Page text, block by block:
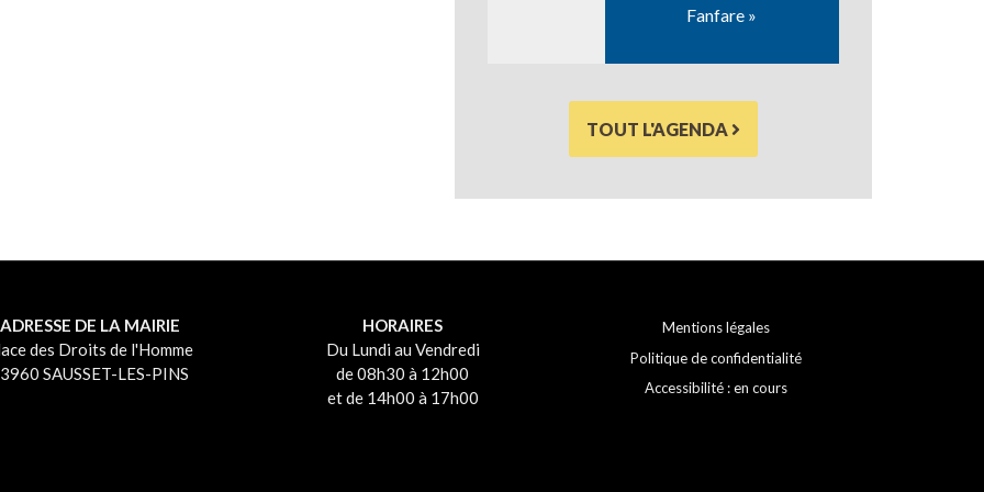
Fanfare »
TOUT L'AGENDA
ADRESSE DE LA MAIRIE
des Droits de l'Homme
SAUSSET-LES-PINS
HORAIRES
Du Lundi au Vendredi
de 08h30 à 12h00
et de 14h00 à 17h00
Mentions légales
Politique de confidentialité
Accessibilité : en cours